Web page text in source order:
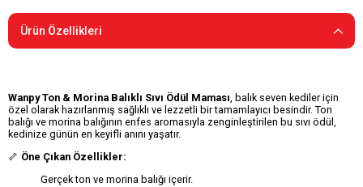
Ürün Özellikleri
Wanpy Ton & Morina Balıklı Sıvı Ödül Maması, balık seven kediler için
özel olarak hazırlanmış sağlıklı ve lezzetli bir tamamlayıcı besindir. Ton
balığı ve morina balığının enfes aromasıyla zenginleştirilen bu sıvı ödül,
kedinize günün en keyifli anını yaşatır.
🦴 Öne Çıkan Özellikler:
Gerçek ton ve morina balığı içerir.